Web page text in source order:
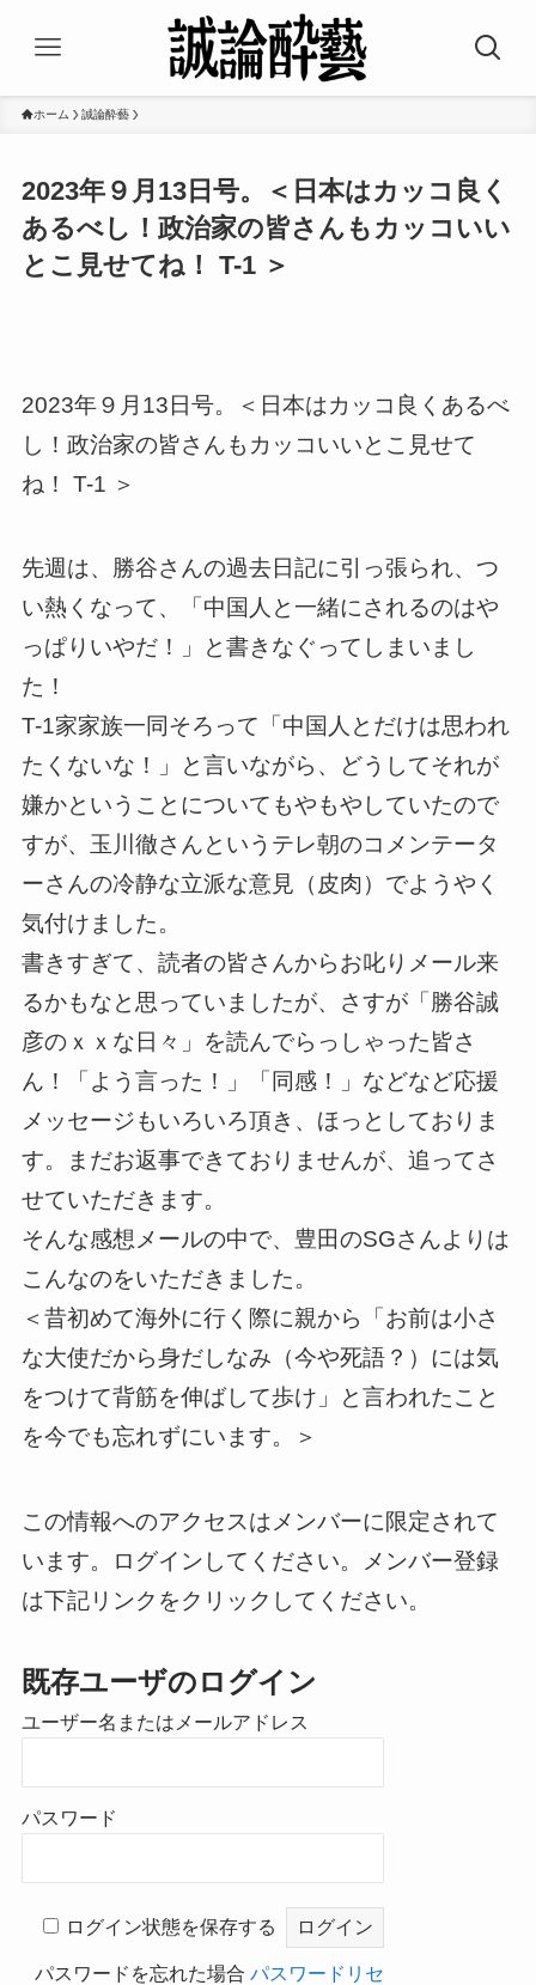
ホーム 誠論酔藝
2023年９月13日号。＜日本はカッコ良く
あるべし！政治家の皆さんもカッコいい
とこ見せてね！ T-1 ＞
2023年９月13日号。＜日本はカッコ良くあるべ
し！政治家の皆さんもカッコいいとこ見せて
ね！ T-1 ＞
先週は、勝谷さんの過去日記に引っ張られ、つ
い熱くなって、「中国人と一緒にされるのはや
っぱりいやだ！」と書きなぐってしまいまし
た！
T-1家家族一同そろって「中国人とだけは思われ
たくないな！」と言いながら、どうしてそれが
嫌かということについてもやもやしていたので
すが、玉川徹さんというテレ朝のコメンテータ
ーさんの冷静な立派な意見（皮肉）でようやく
気付けました。
書きすぎて、読者の皆さんからお叱りメール来
るかもなと思っていましたが、さすが「勝谷誠
彦のｘｘな日々」を読んでらっしゃった皆さ
ん！「よう言った！」「同感！」などなど応援
メッセージもいろいろ頂き、ほっとしておりま
す。まだお返事できておりませんが、追ってさ
せていただきます。
そんな感想メールの中で、豊田のSGさんよりは
こんなのをいただきました。
＜昔初めて海外に行く際に親から「お前は小さ
な大使だから身だしなみ（今や死語？）には気
をつけて背筋を伸ばして歩け」と言われたこと
を今でも忘れずにいます。＞
この情報へのアクセスはメンバーに限定されて
います。ログインしてください。メンバー登録
は下記リンクをクリックしてください。
既存ユーザのログイン
ユーザー名またはメールアドレス
パスワード
ログイン状態を保存する
パスワードを忘れた場合 パスワードリセ